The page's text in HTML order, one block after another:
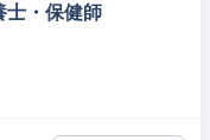
士・保健師